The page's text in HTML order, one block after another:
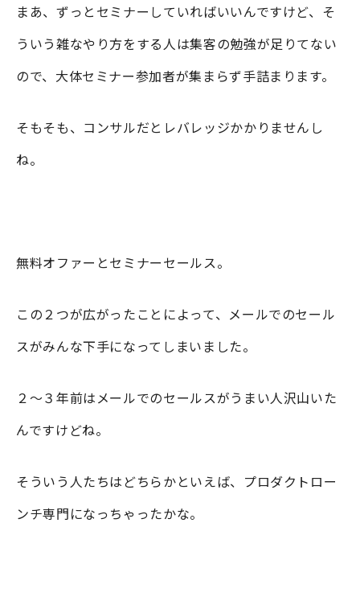
まあ、ずっとセミナーしていればいいんですけど、そ
ういう雑なやり方をする人は集客の勉強が足りてない
ので、大体セミナー参加者が集まらず手詰まります。
そもそも、コンサルだとレバレッジかかりませんし
ね。
無料オファーとセミナーセールス。
この２つが広がったことによって、メールでのセール
スがみんな下手になってしまいました。
２〜３年前はメールでのセールスがうまい人沢山いた
んですけどね。
そういう人たちはどちらかといえば、プロダクトロー
ンチ専門になっちゃったかな。